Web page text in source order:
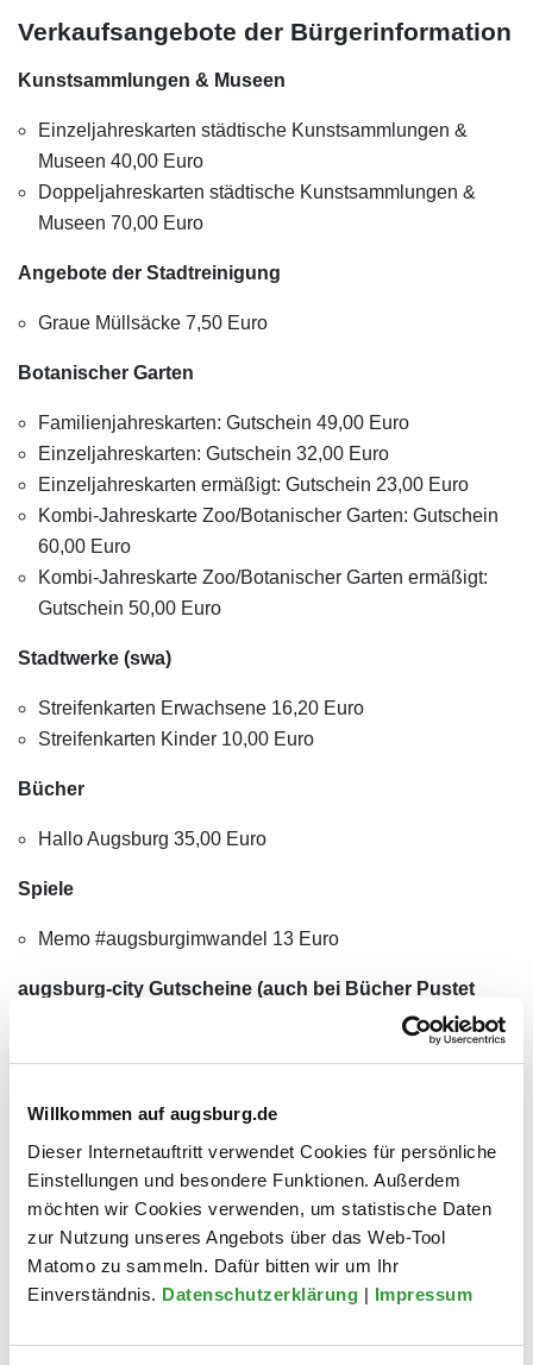
Willkommen auf augsburg.de
Dieser Internetauftritt verwendet Cookies für persönliche
Einstellungen und besondere Funktionen. Außerdem
möchten wir Cookies verwenden, um statistische Daten
zur Nutzung unseres Angebots über das Web-Tool
Matomo zu sammeln. Dafür bitten wir um Ihr
Einverständnis. Datenschutzerklärung | Impressum
Verkaufsangebote der Bürgerinformation
Kunstsammlungen & Museen
Einzeljahreskarten städtische Kunstsammlungen &
Museen 40,00 Euro
Doppeljahreskarten städtische Kunstsammlungen &
Museen 70,00 Euro
Angebote der Stadtreinigung
Graue Müllsäcke 7,50 Euro
Botanischer Garten
Familienjahreskarten: Gutschein 49,00 Euro
Einzeljahreskarten: Gutschein 32,00 Euro
Einzeljahreskarten ermäßigt: Gutschein 23,00 Euro
Kombi-Jahreskarte Zoo/Botanischer Garten: Gutschein
60,00 Euro
Kombi-Jahreskarte Zoo/Botanischer Garten ermäßigt:
Gutschein 50,00 Euro
Stadtwerke (swa)
Streifenkarten Erwachsene 16,20 Euro
Streifenkarten Kinder 10,00 Euro
Bücher
Hallo Augsburg 35,00 Euro
Spiele
Memo #augsburgimwandel 13 Euro
augsburg-city Gutscheine (auch bei Bücher Pustet
Betrag frei wählbar
Titelfoto: Siegfried Kerpf/Stadt Augsburg
Links
Öffentliches WLAN in der Bürgerinfo